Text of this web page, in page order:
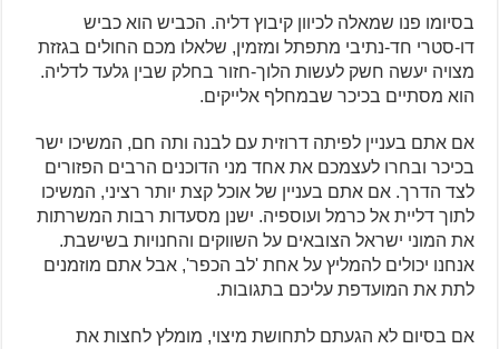
בסיומו פנו שמאלה לכיוון קיבוץ דליה. הכביש הוא כביש
דו-סטרי חד-נתיבי מתפתל ומזמין, שלאלו מכם החולים בגזזת
מצויה יעשה חשק לעשות הלוך-חזור בחלק שבין גלעד לדליה.
הוא מסתיים בכיכר שבמחלף אלייקים.
אם אתם בעניין לפיתה דרוזית עם לבנה ותה חם, המשיכו ישר
בכיכר ובחרו לעצמכם את אחד מני הדוכנים הרבים הפזורים
לצד הדרך. אם אתם בעניין של אוכל קצת יותר רציני, המשיכו
לתוך דליית אל כרמל ועוספיה. ישנן מסעדות רבות המשרתות
את המוני ישראל הצובאים על השווקים והחנויות בשישבת.
אנחנו יכולים להמליץ על אחת 'לב הכפר', אבל אתם מוזמנים
לתת את המועדפת עליכם בתגובות.
אם בסיום לא הגעתם לתחושת מיצוי, מומלץ לחצות את